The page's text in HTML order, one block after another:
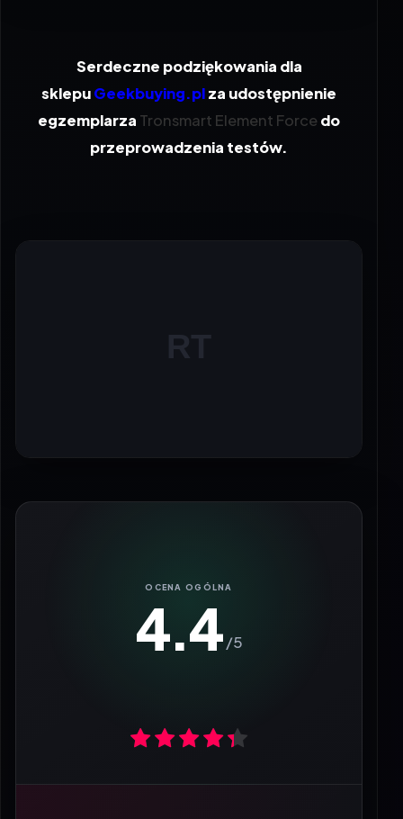
Serdeczne podziękowania dla
sklepuGeekbuying.plza udostępnienie
egzemplarza Tronsmart Element Force do
przeprowadzenia testów.
4.4